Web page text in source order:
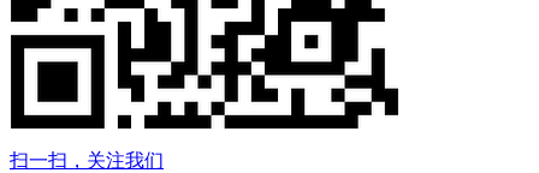
扫一扫，关注我们